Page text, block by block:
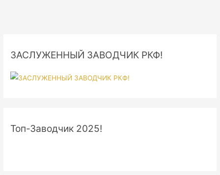
ЗАСЛУЖЕННЫЙ ЗАВОДЧИК РКФ!
Топ-Заводчик 2025!